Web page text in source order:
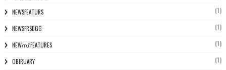
NEWSFEATURS (1)
NEWSFRSDGG (1)
NEWസ് FEATURES (1)
OBIRUARY (1)